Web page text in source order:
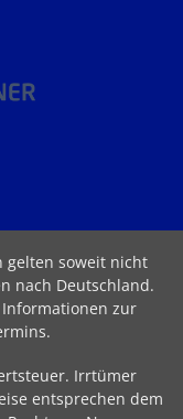
gelten soweit nicht
nach Deutschland.
zur
.
Irrtümer
entsprechen dem